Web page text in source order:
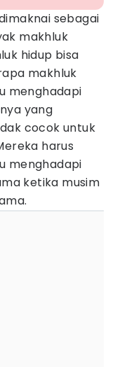
sebagai
makhluk
hidup bisa
makhluk
menghadapi
yang
cocok untuk
harus
menghadapi
ketika musim